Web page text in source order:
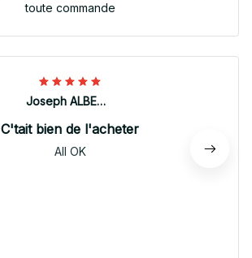
toute commande
Joseph ALBERTINI
C'tait bien de l'acheter
All OK